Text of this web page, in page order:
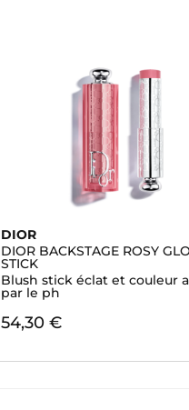
DIOR
DIOR BACKSTAGE ROSY
STICK
Blush stick éclat et couleur
par le ph
54,30 €